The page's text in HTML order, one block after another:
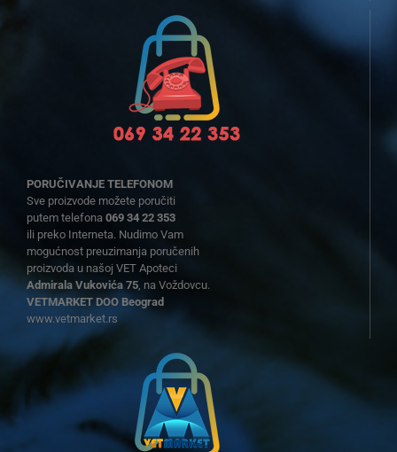
PORUČIVANJE TELEFONOM
Sve proizvode možete poručiti
putem telefona 069 34 22 353
ili preko Interneta. Nudimo Vam
mogućnost preuzimanja poručenih
proizvoda u našoj VET Apoteci
Admirala Vukovića 75, na Voždovcu.
VETMARKET DOO Beograd
www.vetmarket.rs